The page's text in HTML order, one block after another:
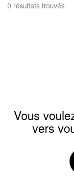
0 résultats trouvés
Vous
vers